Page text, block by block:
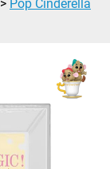
> Pop Cinderella